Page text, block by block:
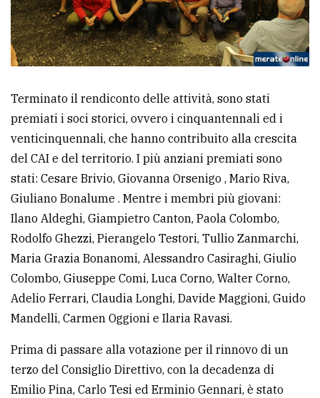
Terminato il rendiconto delle attività, sono stati
premiati i soci storici, ovvero i cinquantennali ed i
venticinquennali, che hanno contribuito alla crescita
del CAI e del territorio. I più anziani premiati sono
stati: Cesare Brivio, Giovanna Orsenigo , Mario Riva,
Giuliano Bonalume . Mentre i membri più giovani:
Ilano Aldeghi, Giampietro Canton, Paola Colombo,
Rodolfo Ghezzi, Pierangelo Testori, Tullio Zanmarchi,
Maria Grazia Bonanomi, Alessandro Casiraghi, Giulio
Colombo, Giuseppe Comi, Luca Corno, Walter Corno,
Adelio Ferrari, Claudia Longhi, Davide Maggioni, Guido
Mandelli, Carmen Oggioni e Ilaria Ravasi.
Prima di passare alla votazione per il rinnovo di un
terzo del Consiglio Direttivo, con la decadenza di
Emilio Pina, Carlo Tesi ed Erminio Gennari, è stato